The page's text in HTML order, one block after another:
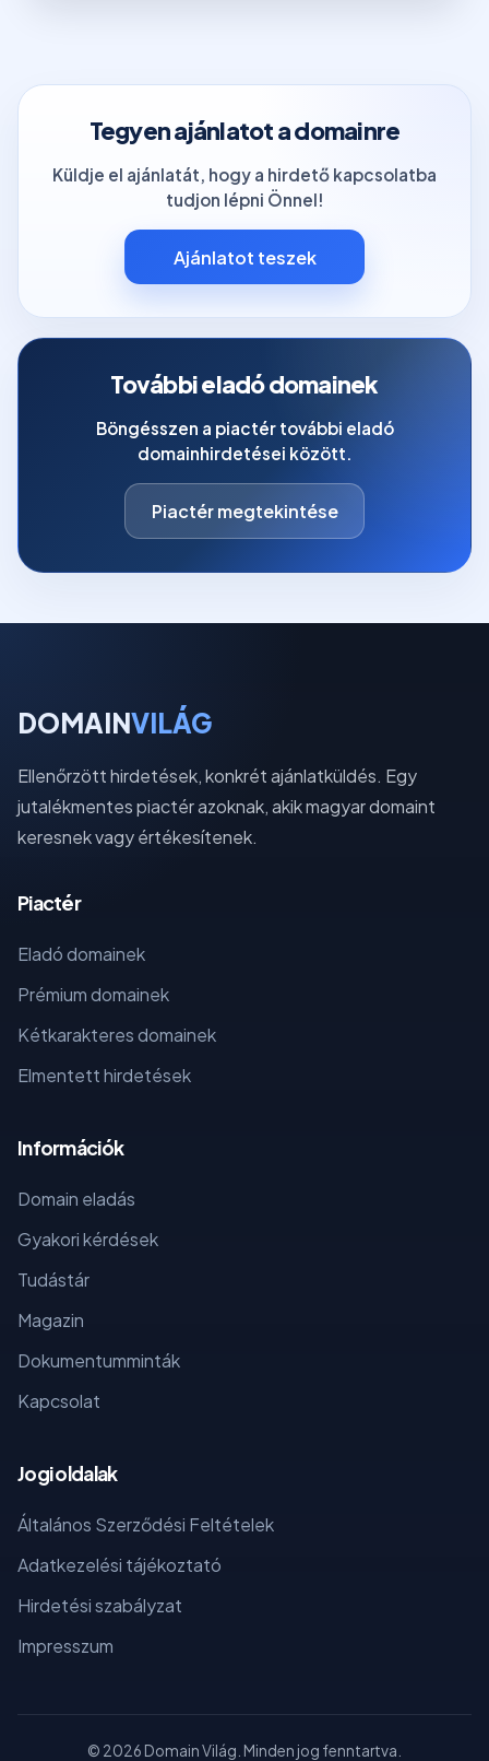
Tegyen ajánlatot a domainre
Küldje el ajánlatát, hogy a hirdető kapcsolatba
tudjon lépni Önnel!
Ajánlatot teszek
További eladó domainek
Böngésszen a piactér további eladó
domainhirdetései között.
Piactér megtekintése
DOMAINVILÁG
Ellenőrzött hirdetések, konkrét ajánlatküldés. Egy
jutalékmentes piactér azoknak, akik magyar domaint
keresnek vagy értékesítenek.
Piactér
Eladó domainek
Prémium domainek
Kétkarakteres domainek
Elmentett hirdetések
Információk
Domain eladás
Gyakori kérdések
Tudástár
Magazin
Dokumentumminták
Kapcsolat
Jogi oldalak
Általános Szerződési Feltételek
Adatkezelési tájékoztató
Hirdetési szabályzat
Impresszum
© 2026 Domain Világ. Minden jog fenntartva.